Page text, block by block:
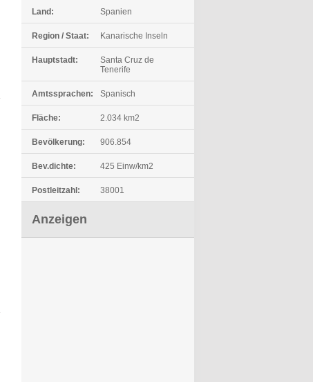
Land: Spanien
Region / Staat: Kanarische Inseln
Hauptstadt:
Santa Cruz de
Tenerife
Amtssprachen: Spanisch
Fläche: 2.034 km2
Bevölkerung: 906.854
Bev.dichte: 425 Einw/km2
Postleitzahl: 38001
Anzeigen